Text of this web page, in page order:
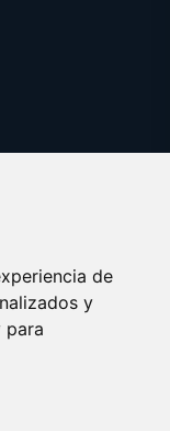
de
y
para